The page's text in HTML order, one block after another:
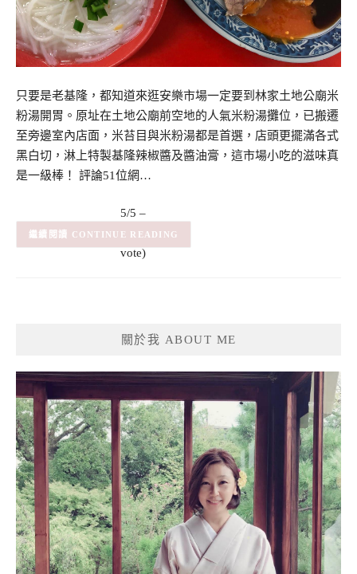
只要是老基隆，都知道來逛安樂市場一定要到林家土地公廟米
粉湯開胃。原址在土地公廟前空地的人氣米粉湯攤位，已搬遷
至旁邊室內店面，米苔目與米粉湯都是首選，店頭更擺滿各式
黑白切，淋上特製基隆辣椒醬及醬油膏，這市場小吃的滋味真
是一級棒！ 評論51位網…
5/5 –
(1
vote)
(1) CONTINUE READING
關於我 ABOUT ME